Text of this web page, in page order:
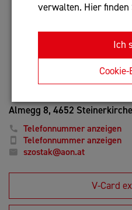
verwalten. Hier finden
Ich
Anfrage
Almegg 8, 4652
Telefonnummer anzeigen
Telefonnummer anzeigen
szostak@aon.at
V-Card